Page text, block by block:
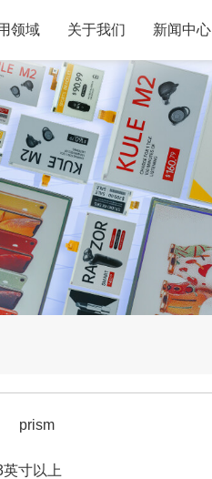
领域 关于我们 新闻中心
prism
英寸以上